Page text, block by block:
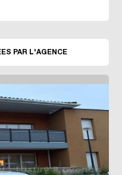
PAR L'AGENCE